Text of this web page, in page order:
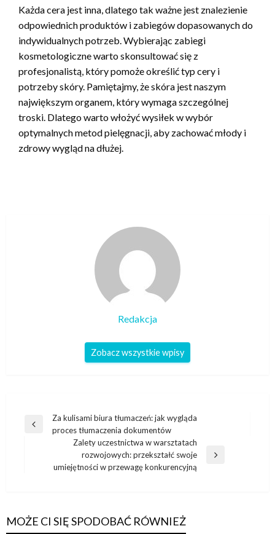
Każda cera jest inna, dlatego tak ważne jest znalezienie
odpowiednich produktów i zabiegów dopasowanych do
indywidualnych potrzeb. Wybierając zabiegi
kosmetologiczne warto skonsultować się z
profesjonalistą, który pomoże określić typ cery i
potrzeby skóry. Pamiętajmy, że skóra jest naszym
największym organem, który wymaga szczególnej
troski. Dlatego warto włożyć wysiłek w wybór
optymalnych metod pielęgnacji, aby zachować młody i
zdrowy wygląd na dłużej.
Redakcja
Zobacz wszystkie wpisy
Nawigacja
wpisu
Poprzedni
Za kulisami biura tłumaczeń: jak wygląda
proces tłumaczenia dokumentów
Zalety uczestnictwa w warsztatach
rozwojowych: przekształć swoje
umiejętności w przewagę konkurencyjną
MOŻE CI SIĘ SPODOBAĆ RÓWNIEŻ